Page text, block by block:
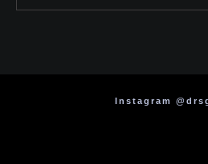
Instagram